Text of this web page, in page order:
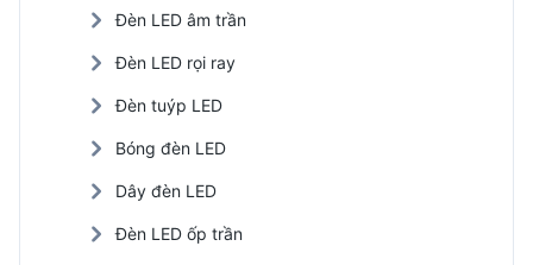
Đèn LED âm trần
Đèn LED rọi ray
Đèn tuýp LED
Bóng đèn LED
Dây đèn LED
Đèn LED ốp trần